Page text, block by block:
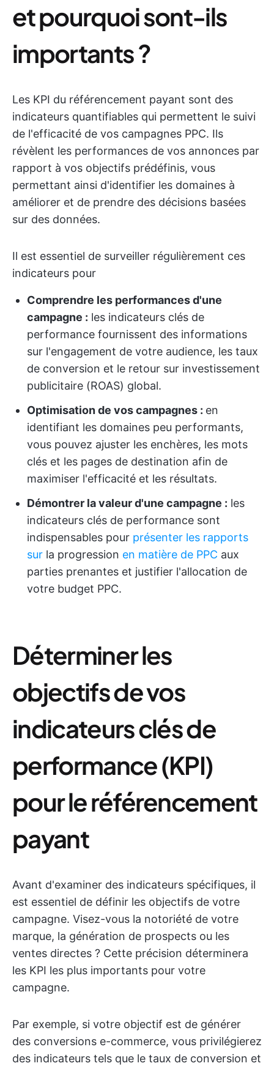
et pourquoi sont-ils
importants ?
Les KPI du référencement payant sont des
indicateurs quantifiables qui permettent le suivi
de l'efficacité de vos campagnes PPC. Ils
révèlent les performances de vos annonces par
rapport à vos objectifs prédéfinis, vous
permettant ainsi d'identifier les domaines à
améliorer et de prendre des décisions basées
sur des données.
Il est essentiel de surveiller régulièrement ces
indicateurs pour
Comprendre les performances d'une
campagne : les indicateurs clés de
performance fournissent des informations
sur l'engagement de votre audience, les taux
de conversion et le retour sur investissement
publicitaire (ROAS) global.
Optimisation de vos campagnes : en
identifiant les domaines peu performants,
vous pouvez ajuster les enchères, les mots
clés et les pages de destination afin de
maximiser l'efficacité et les résultats.
Démontrer la valeur d'une campagne : les
indicateurs clés de performance sont
indispensables pour présenter les rapports
sur la progression en matière de PPC aux
parties prenantes et justifier l'allocation de
votre budget PPC.
Déterminer les
objectifs de vos
indicateurs clés de
performance (KPI)
pour le référencement
payant
Avant d'examiner des indicateurs spécifiques, il
est essentiel de définir les objectifs de votre
campagne. Visez-vous la notoriété de votre
marque, la génération de prospects ou les
ventes directes ? Cette précision déterminera
les KPI les plus importants pour votre
campagne.
Par exemple, si votre objectif est de générer
des conversions e-commerce, vous privilégierez
des indicateurs tels que le taux de conversion et